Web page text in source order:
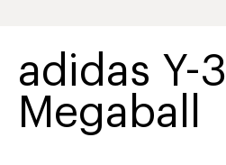
adidas Y-3
Megaball